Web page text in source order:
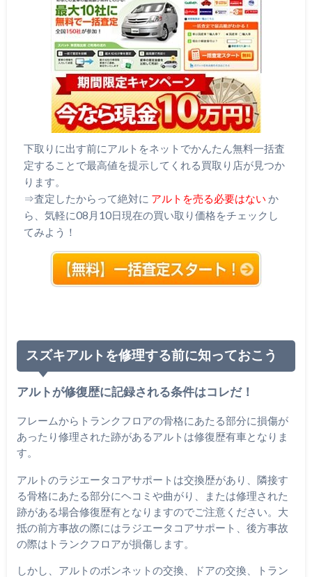
下取りに出す前にアルトをネットでかんたん無料一括査
定することで最高値を提示してくれる買取り店が見つか
ります。
⇒査定したからって絶対に アルトを売る必要はない か
ら、気軽に08月10日現在の買い取り価格をチェックし
てみよう！
スズキアルトを修理する前に知っておこう
アルトが修復歴に記録される条件はコレだ！
フレームからトランクフロアの骨格にあたる部分に損傷が
あったり修理された跡があるアルトは修復歴有車となりま
す。
アルトのラジエータコアサポートは交換歴があり、隣接す
る骨格にあたる部分にヘコミや曲がり、または修理された
跡がある場合修復歴有となりますのでご注意ください。大
抵の前方事故の際にはラジエータコアサポート、後方事故
の際はトランクフロアが損傷します。
しかし、アルトのボンネットの交換、ドアの交換、トラン